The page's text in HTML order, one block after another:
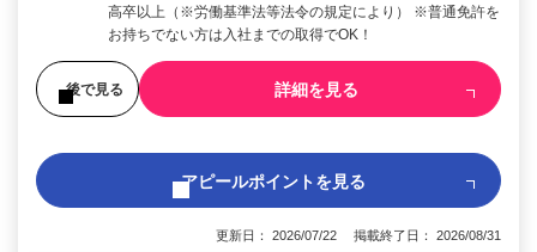
高卒以上（※労働基準法等法令の規定により） ※普通免許を
お持ちでない方は入社までの取得でOK！
後で見る 詳細を見る
アピールポイントを見る
更新日： 2026/07/22 掲載終了日： 2026/08/31